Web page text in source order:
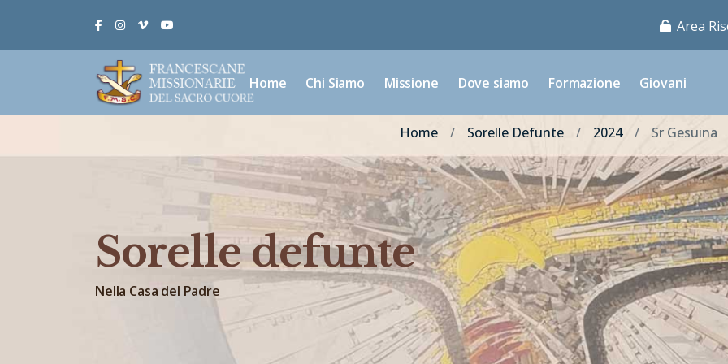
FacebookInstagram
Vimeo Area
Home Chi Siamo Missione Dove siamo Formazione Giovani
Home Sorelle Defunte 2024 Sr Gesuina
Sorelle defunte
Nella Casa del Padre